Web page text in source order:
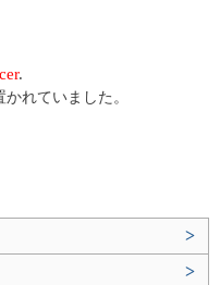
.
れていました。
>
>